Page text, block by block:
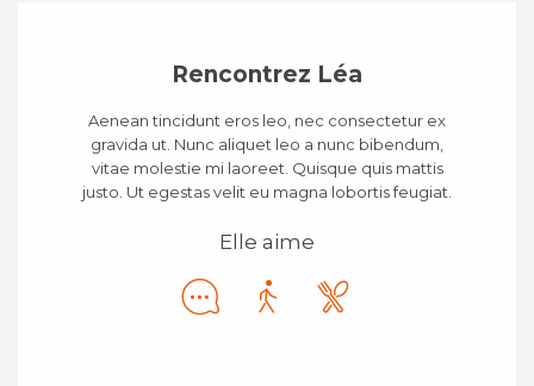
Rencontrez Léa
Aenean tincidunt eros leo, nec consectetur ex
gravida ut. Nunc aliquet leo a nunc bibendum,
vitae molestie mi laoreet. Quisque quis mattis
justo. Ut egestas velit eu magna lobortis feugiat.
Elle aime